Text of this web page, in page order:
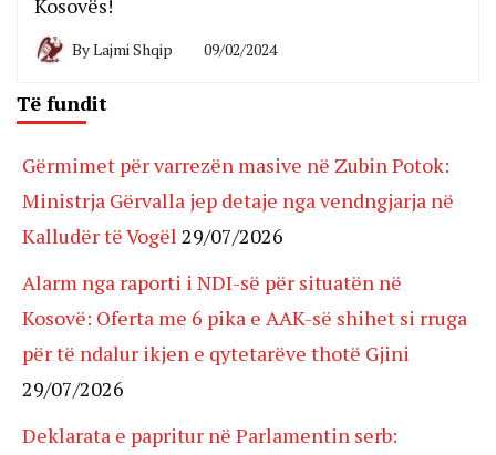
ByLajmi Shqip 09/02/2024
Të fundit
Gërmimet për varrezën masive në Zubin Potok:
Ministrja Gërvalla jep detaje nga vendngjarja në
Kalludër të Vogël 29/07/2026
Alarm nga raporti i NDI-së për situatën në
Kosovë: Oferta me 6 pika e AAK-së shihet si rruga
për të ndalur ikjen e qytetarëve thotë Gjini
29/07/2026
Deklarata e papritur në Parlamentin serb: